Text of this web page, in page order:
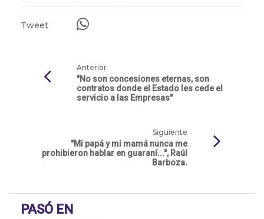
Tweet
Anterior
"No son concesiones eternas, son
contratos donde el Estado les cede el
servicio a las Empresas"
Siguiente
"Mi papá y mi mamá nunca me
prohibieron hablar en guaraní...", Raúl
Barboza.
PASÓ EN